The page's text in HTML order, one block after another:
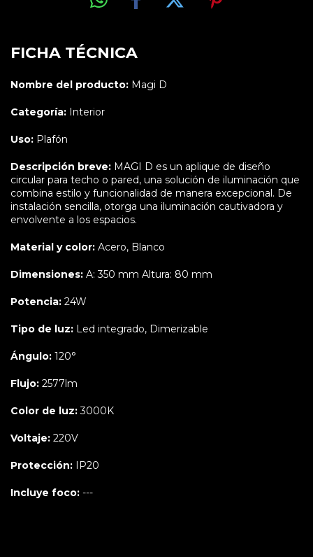
FICHA TÉCNICA
Nombre del producto: Magi D
Categoría: Interior
Uso: Plafón
Descripción breve: MAGI D es un aplique de diseño
circular para techo o pared, una solución de iluminación que
combina estilo y funcionalidad de manera excepcional. De
instalación sencilla, otorga una iluminación cautivadora y
envolvente a los espacios.
Material y color: Acero, Blanco
Dimensiones: A: 350 mm Altura: 80 mm
Potencia: 24W
Tipo de luz: Led integrado, Dimerizable
Ángulo: 120°
Flujo: 2577lm
Color de luz:3000K
Voltaje: 220V
Protección: IP20
Incluye foco: ---